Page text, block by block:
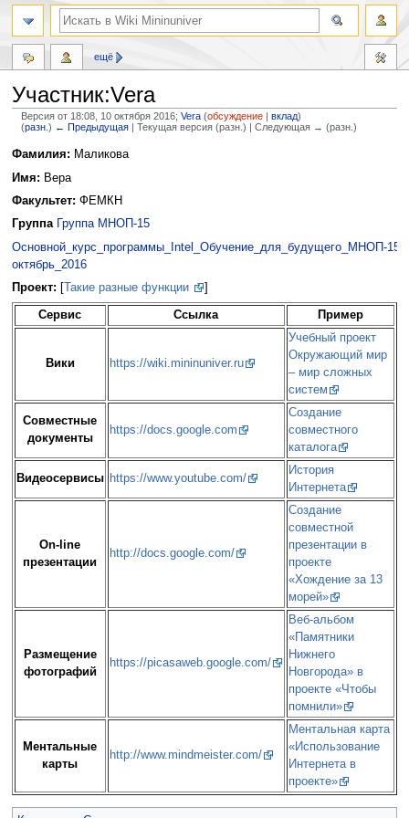
Участник:Vera
Версия от 18:08, 10 октября 2016;Vera (обсуждение |вклад)
(разн.) ← Предыдущая | Текущая версия (разн.) | Следующая → (разн.)
Перейти
к
навигации
Перейти
к
Фамилия: Маликова
Имя: Вера
Факультет: ФЕМКН
Группа
Группа МНОП-15
Основной_курс_программы_Intel_Обучение_для_будущего_МНОП-
октябрь_2016
Проект: [Такие разные функции ]
Сервис Ссылка Пример
Вики https://wiki.mininuniver.ru
Учебный проект
Окружающий мир
– мир сложных
систем
Совместные
документы
https://docs.google.com
Создание
совместного
каталога
Видеосервисы https://www.youtube.com/
История
Интернета
On-line
презентации
http://docs.google.com/
Создание
совместной
презентации в
проекте
«Хождение за 13
морей»
Размещение
фотографий
https://picasaweb.google.com/
Веб-альбом
«Памятники
Нижнего
Новгорода» в
проекте «Чтобы
помнили»
Ментальные
карты
http://www.mindmeister.com/
Ментальная карта
«Использование
Интернета в
проекте»
ещё